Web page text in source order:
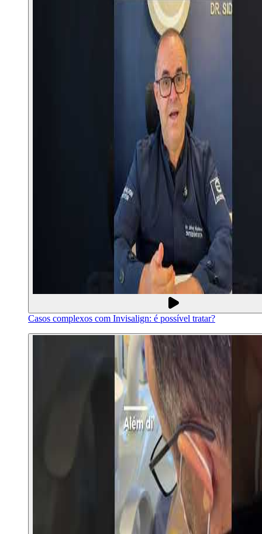
Casos complexos com Invisalign: é possível tratar?